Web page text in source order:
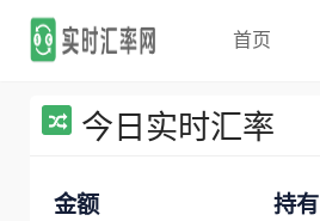
首页
今日实时汇率
金额 持有